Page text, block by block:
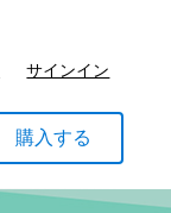
サインイン
購入する